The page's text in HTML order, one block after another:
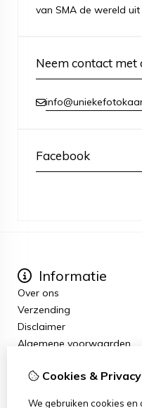
van SMA de wereld
Neem contact met
Facebook
Informatie
Over ons
Verzending
Disclaimer
Algemene voorwaarden
Cadeaubon
Cookies & Privacy
We gebruiken cookies en